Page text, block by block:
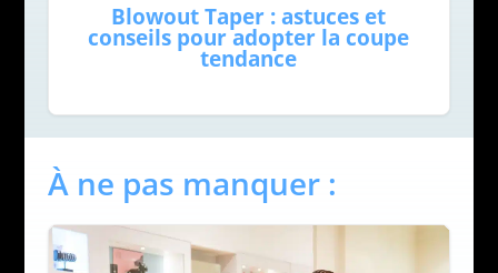
Blowout Taper : astuces et
conseils pour adopter la coupe
tendance
À ne pas manquer :